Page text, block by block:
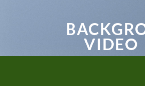
VIDEO